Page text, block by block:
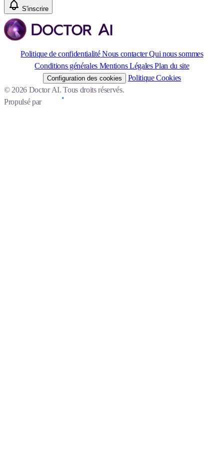
S'inscrire
Politique de confidentialité Nous contacter Qui nous sommes
Conditions générales Mentions Légales Plan du site
Configuration des cookies
Politique Cookies
© 2026 Doctor AI. Tous droits réservés.
Propulsé par